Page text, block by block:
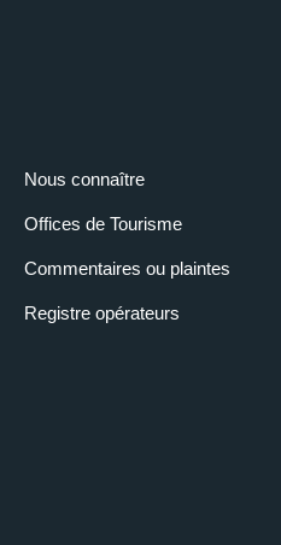
Nous connaître
Offices de Tourisme
Commentaires ou plaintes
Registre opérateurs